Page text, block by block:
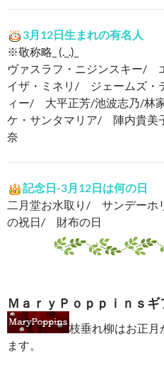
3月12日生まれの有名人
※敬称略_ (._.)_
ヴァスラフ・ニジンスキー/
イザ・ミネリ/ ジェームズ
ィー/ 大平正芳/池波志乃/林
ケ・サンタマリア/ 陣内貴
奈
記念日-3月12日は何の日
二月堂お水取り/ サンデー
の祝日/ 財布の日
ＭａｒｙＰｏｐｐｉｎｓ
枝垂れ柳はお正月
ます。